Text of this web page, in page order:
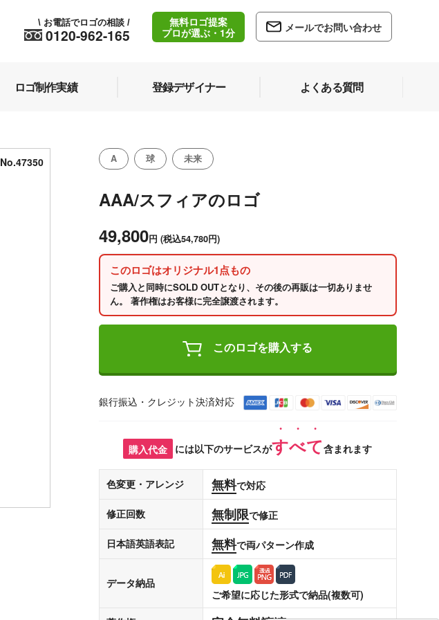
0120-962-165
\ お電話でロゴの相談 /
無料ロゴ提案
プロが選ぶ・1分
メールでお問い合わせ
ロゴ制作実績 登録デザイナー よくある質問
No.47350 A 球 未来
AAA/スフィアのロゴ
49,800円 (税込54,780円)
このロゴはオリジナル1点もの
ご購入と同時にSOLD OUTとなり、その後の再販は一切ありませ
ん。 著作権はお客様に完全譲渡されます。
このロゴを購入する
銀行振込・クレジット決済対応
購入代金 には以下のサービスがすべて含まれます
色変更・アレンジ 無料で対応
修正回数 無制限で修正
日本語英語表記 無料で両パターン作成
データ納品
ご希望に応じた形式で納品(複数可)